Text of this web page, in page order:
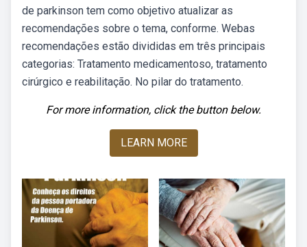
de parkinson tem como objetivo atualizar as
recomendações sobre o tema, conforme. Webas
recomendações estão divididas em três principais
categorias: Tratamento medicamentoso, tratamento
cirúrgico e reabilitação. No pilar do tratamento.
For more information, click the button below.
LEARN MORE